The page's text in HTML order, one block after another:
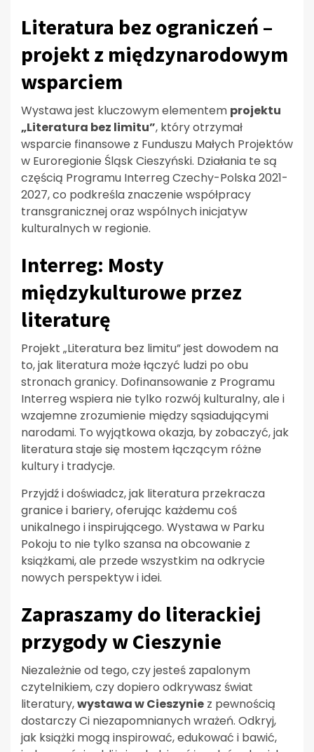
Literatura bez ograniczeń –
projekt z międzynarodowym
wsparciem
Wystawa jest kluczowym elementem projektu
„Literatura bez limitu”, który otrzymał
wsparcie finansowe z Funduszu Małych Projektów
w Euroregionie Śląsk Cieszyński. Działania te są
częścią Programu Interreg Czechy-Polska 2021-
2027, co podkreśla znaczenie współpracy
transgranicznej oraz wspólnych inicjatyw
kulturalnych w regionie.
Interreg: Mosty
międzykulturowe przez
literaturę
Projekt „Literatura bez limitu” jest dowodem na
to, jak literatura może łączyć ludzi po obu
stronach granicy. Dofinansowanie z Programu
Interreg wspiera nie tylko rozwój kulturalny, ale i
wzajemne zrozumienie między sąsiadującymi
narodami. To wyjątkowa okazja, by zobaczyć, jak
literatura staje się mostem łączącym różne
kultury i tradycje.
Przyjdź i doświadcz, jak literatura przekracza
granice i bariery, oferując każdemu coś
unikalnego i inspirującego. Wystawa w Parku
Pokoju to nie tylko szansa na obcowanie z
książkami, ale przede wszystkim na odkrycie
nowych perspektyw i idei.
Zapraszamy do literackiej
przygody w Cieszynie
Niezależnie od tego, czy jesteś zapalonym
czytelnikiem, czy dopiero odkrywasz świat
literatury,wystawa w Cieszynie z pewnością
dostarczy Ci niezapomnianych wrażeń. Odkryj,
jak książki mogą inspirować, edukować i bawić,